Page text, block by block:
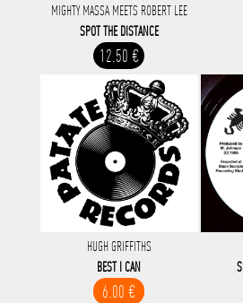
MIGHTY MASSA MEETS ROBERT LEE
SPOT THE DISTANCE
12.50 €
HUGH GRIFFITHS
BEST I CAN
6.00 €